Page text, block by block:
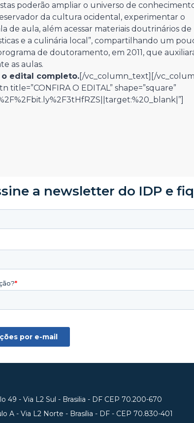
poderão ampliar o universo de
da cultura ocidental, experimentar o
de aula, além acessar materiais doutrinários de
e a culinária local”, compartilhando um
de doutoramento, em 2011, que
as aulas.
o edital completo. [/vc_column_text][/
O EDITAL” shape=”square”
a newsletter do IDP e
49 - Via L2 Sul - Brasilia - DF CEP 70.200-670
A - Via L2 Norte - Brasília - DF - CEP 70.830-401